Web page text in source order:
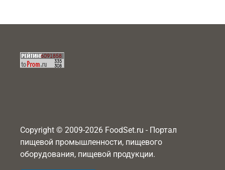
Copyright © 2009-2026 FoodSet.ru - Портал
пищевой промышленности, пищевого
оборудования, пищевой продукции.